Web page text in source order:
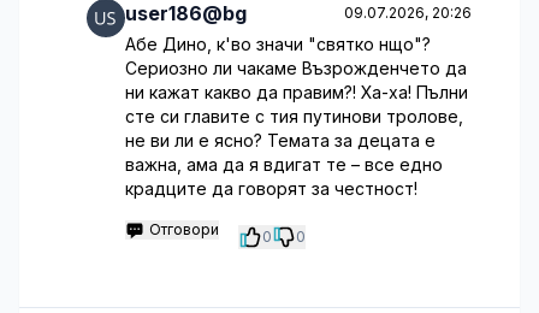
user186@bg 09.07.2026, 20:26
Абе Дино, к'во значи "святко нщо"?
Сериозно ли чакаме Възрожденчето да
ни кажат какво да правим?! Ха-ха! Пълни
сте си главите с тия путинови тролове,
не ви ли е ясно? Темата за децата е
важна, ама да я вдигат те – все едно
крадците да говорят за честност!
Отговори 0 0